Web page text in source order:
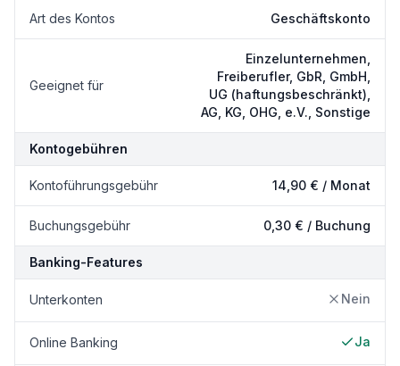
Art des Kontos Geschäftskonto
Geeignet für
Einzelunternehmen,
Freiberufler, GbR, GmbH,
UG (haftungsbeschränkt),
AG, KG, OHG, e.V., Sonstige
Kontogebühren
Kontoführungsgebühr 14,90 € / Monat
Buchungsgebühr 0,30 € / Buchung
Banking-Features
Unterkonten Nein
Online Banking Ja